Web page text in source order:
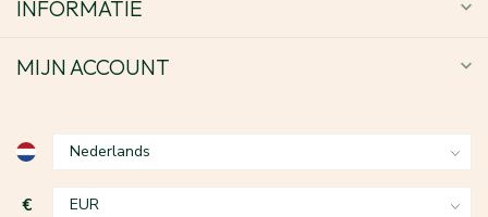
INFORMATIE
MIJN ACCOUNT
€